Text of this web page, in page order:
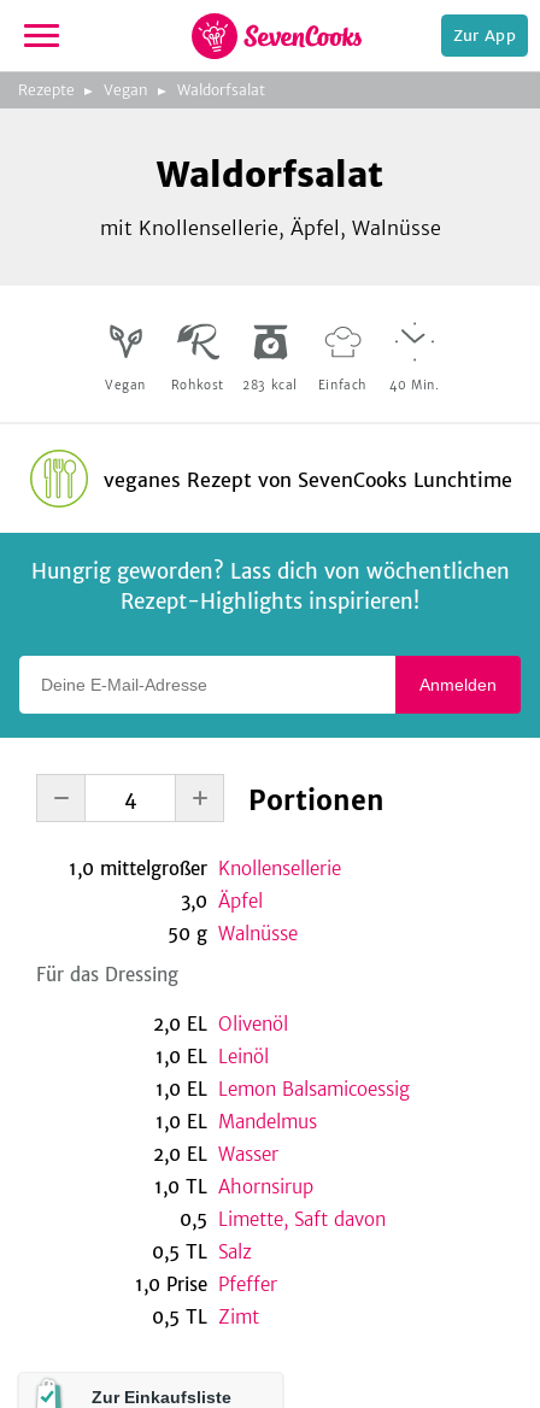
zur
Startseite
Zur App
Rezepte Vegan Waldorfsalat
Bild
3
zeigen
Waldorfsalat
mit Knollensellerie, Äpfel, Walnüsse
Vegan Rohkost 283 kcal Einfach 40 Min.
veganes Rezeptvon SevenCooks Lunchtime
Hungrig geworden? Lass dich von wöchentlichen
Rezept-Highlights inspirieren!
Anmelden
Portionen
1,0 mittelgroßer Knollensellerie
3,0 Äpfel
50 g Walnüsse
Für das Dressing
2,0 EL Olivenöl
1,0 EL Leinöl
1,0 EL Lemon Balsamicoessig
1,0 EL Mandelmus
2,0 EL Wasser
1,0 TL Ahornsirup
0,5 Limette, Saft davon
0,5 TL Salz
1,0 Prise Pfeffer
0,5 TL Zimt
Zur Einkaufsliste